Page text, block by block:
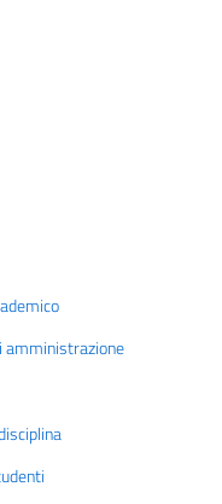
amministrazione